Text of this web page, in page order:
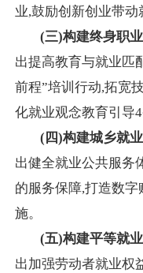
业,鼓励创新创业带动
(三)构建终身职
出提高教育与就业匹
前程”培训行动,拓宽
化就业观念教育引导4
(四)构建城乡就
出健全就业公共服务
的服务保障,打造数
施。
(五)构建平等就
出加强劳动者就业权